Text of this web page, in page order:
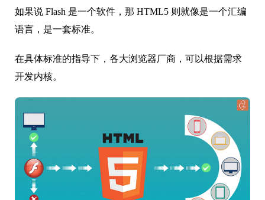
如果说 Flash 是一个软件，那 HTML5 则就像是一个汇编
语言，是一套标准。
在具体标准的指导下，各大浏览器厂商，可以根据需求
开发内核。